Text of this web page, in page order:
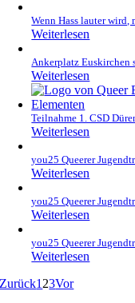
Wenn Hass lauter wird,
Weiterlesen
Ankerplatz Euskirchen
Weiterlesen
Teilnahme 1. CSD
Weiterlesen
you25 Queerer
Weiterlesen
you25 Queerer
Weiterlesen
you25 Queerer
Weiterlesen
Zurück1 23Vor